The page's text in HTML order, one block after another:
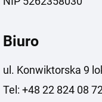
Biuro
ul. Konwiktorska 9
Tel: +48 22 824 08